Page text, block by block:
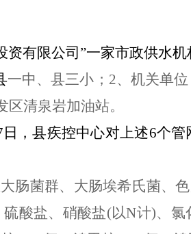
资有限公司”一家市政供水
一中、县三小 ； 2、机关单
区清泉岩加油站。
日，县疾控中心对上述6个管
肠菌群、 大肠埃希氏菌、
酸盐、硝酸盐(以N计)、氯